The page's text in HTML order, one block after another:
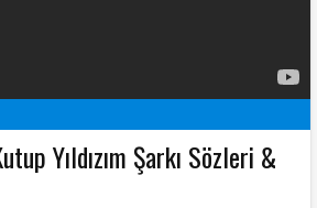
Kutup Yıldızım Şarkı Sözleri Şarkı Sözleri
Yıldızım Şarkı Sözleri &